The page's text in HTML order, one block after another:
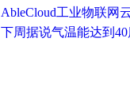
AbleCloud工业物联网云解决
下周据说气温能达到